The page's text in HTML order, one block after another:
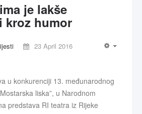
je lakše
kroz humor
23 April 2016
u konkurenciji 13. međunarodnog
liska”, u Narodnom
predstava RI teatra iz Rijeke